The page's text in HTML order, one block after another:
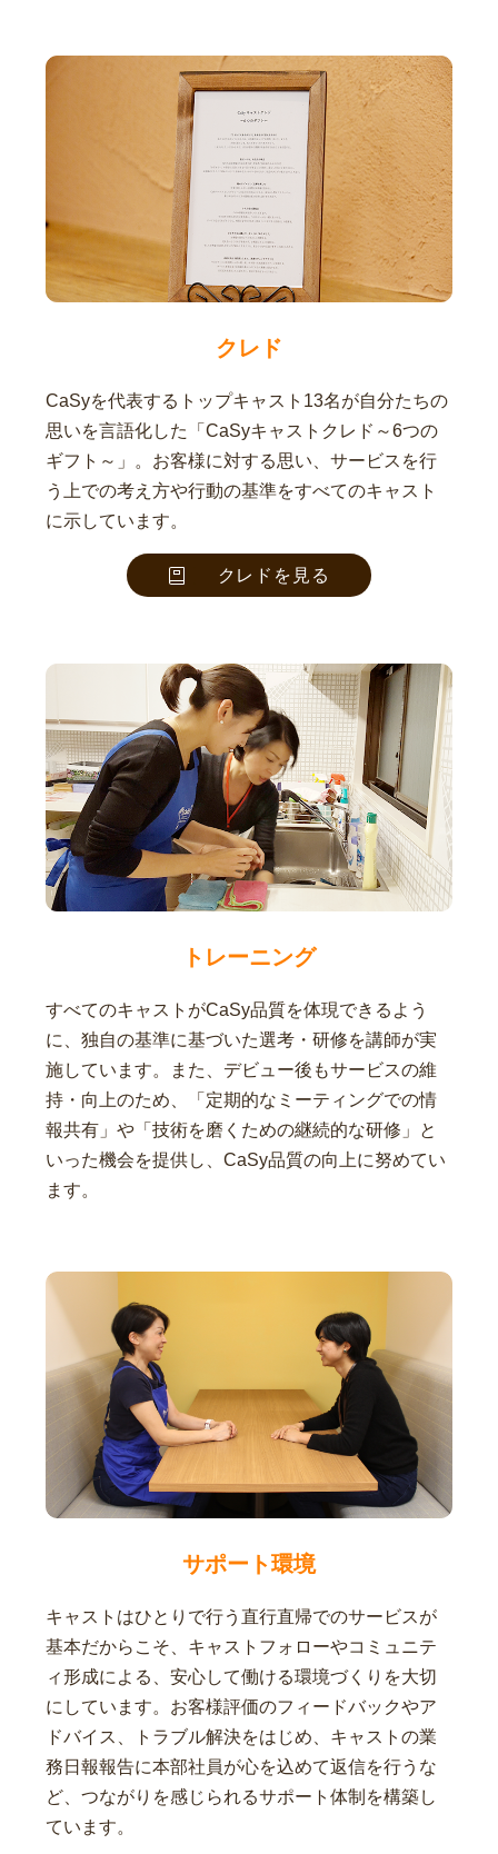
クレド
CaSyを代表するトップキャスト13名が自分たちの
思いを言語化した「CaSyキャストクレド～6つの
ギフト～」。お客様に対する思い、サービスを行
う上での考え方や行動の基準をすべてのキャスト
に示しています。
クレドを見る
トレーニング
すべてのキャストがCaSy品質を体現できるよう
に、独自の基準に基づいた選考・研修を講師が実
施しています。また、デビュー後もサービスの維
持・向上のため、「定期的なミーティングでの情
報共有」や「技術を磨くための継続的な研修」と
いった機会を提供し、CaSy品質の向上に努めてい
ます。
サポート環境
キャストはひとりで行う直行直帰でのサービスが
基本だからこそ、キャストフォローやコミュニテ
ィ形成による、安心して働ける環境づくりを大切
にしています。お客様評価のフィードバックやア
ドバイス、トラブル解決をはじめ、キャストの業
務日報報告に本部社員が心を込めて返信を行うな
ど、つながりを感じられるサポート体制を構築し
ています。